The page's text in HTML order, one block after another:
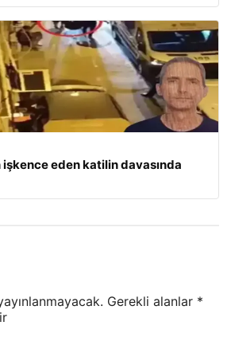
eden katilin davasında
Gerekli alanlar *